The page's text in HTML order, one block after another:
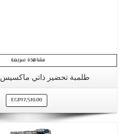
مشاهدة سريعة
طلمبة تحضير ذاتي ماكسيس 1.5 حصان
EGP17,510.00